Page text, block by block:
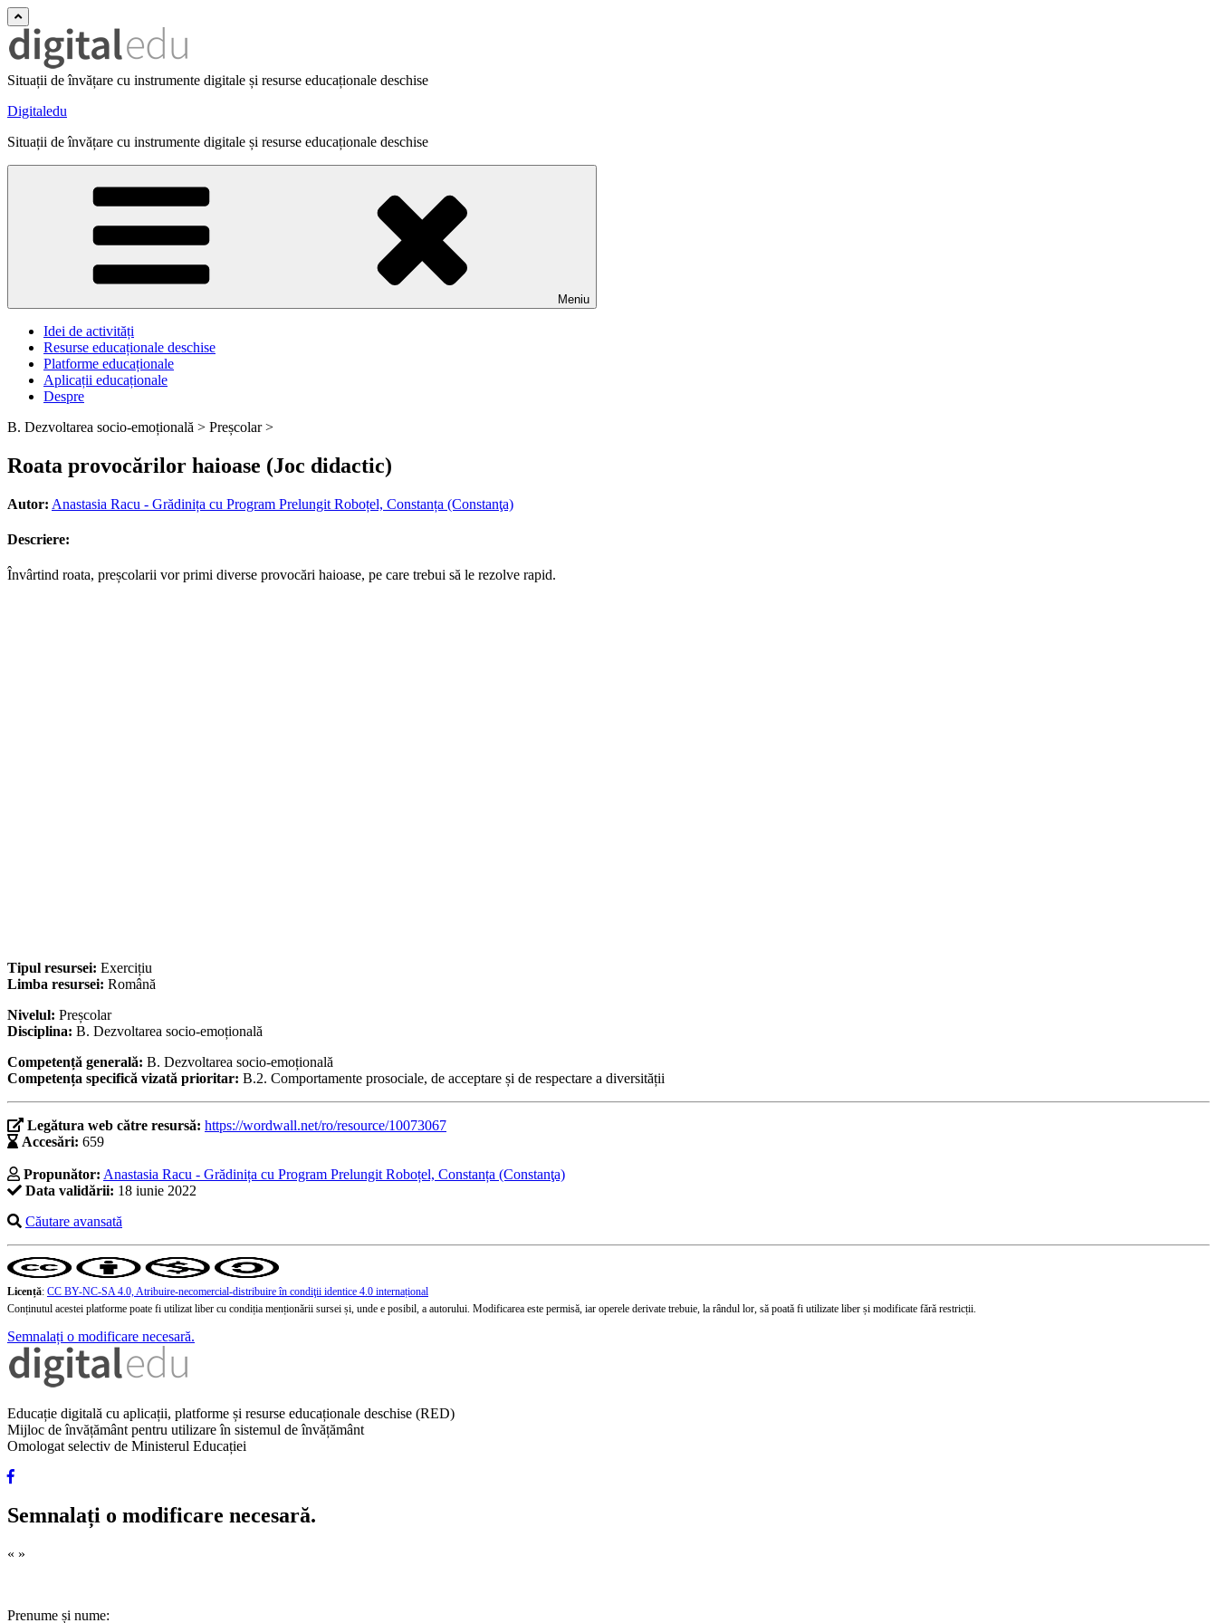
Situații de învățare cu instrumente digitale și resurse educaționale deschise
Digitaledu
Situații de învățare cu instrumente digitale și resurse educaționale deschise
Meniu
Idei de activități
Resurse educaționale deschise
Platforme educaționale
Aplicații educaționale
Despre
B. Dezvoltarea socio-emoțională > Preșcolar >
Roata provocărilor haioase (Joc didactic)
Autor: Anastasia Racu - Grădinița cu Program Prelungit Roboțel, Constanța (Constanţa)
Descriere:
Învârtind roata, preșcolarii vor primi diverse provocări haioase, pe care trebui să le rezolve rapid.
Tipul resursei: Exercițiu
Limba resursei: Română
Nivelul: Preșcolar
Disciplina: B. Dezvoltarea socio-emoțională
Competență generală: B. Dezvoltarea socio-emoțională
Competența specifică vizată prioritar: B.2. Comportamente prosociale, de acceptare și de respectare a diversității
Legătura web către resursă: https://wordwall.net/ro/resource/10073067
Accesări: 659
Propunător: Anastasia Racu - Grădinița cu Program Prelungit Roboțel, Constanța (Constanţa)
Data validării: 18 iunie 2022
Căutare avansată
Licență: CC BY-NC-SA 4.0, Atribuire-necomercial-distribuire în condiţii identice 4.0 internațional
Conținutul acestei platforme poate fi utilizat liber cu condiția menționării sursei și, unde e posibil, a autorului. Modificarea este permisă, iar operele derivate trebuie, la rândul lor, să poată fi utilizate liber și modificate fără restricții.
Semnalați o modificare necesară.
Educație digitală cu aplicații, platforme și resurse educaționale deschise (RED)
Mijloc de învățământ pentru utilizare în sistemul de învățământ
Omologat selectiv de Ministerul Educației
Semnalați o modificare necesară.
« »
Prenume și nume: